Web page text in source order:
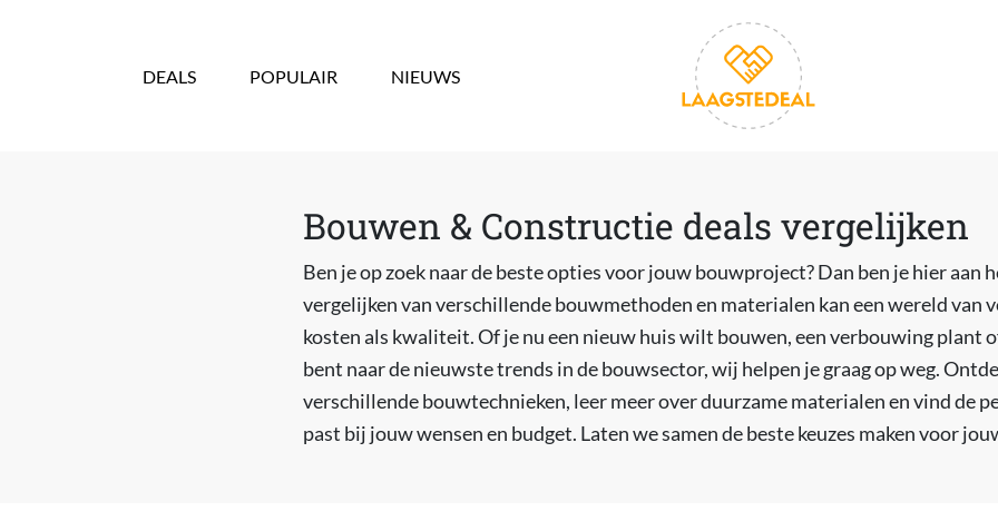
DEALS POPULAIR NIEUWS
Bouwen & Constructie deals vergelijken
Ben je op zoek naar de beste opties voor jouw bouwproject? Dan ben je hier aan
vergelijken van verschillende bouwmethoden en materialen kan een wereld van
kosten als kwaliteit. Of je nu een nieuw huis wilt bouwen, een verbouwing plant
bent naar de nieuwste trends in de bouwsector, wij helpen je graag op weg.
verschillende bouwtechnieken, leer meer over duurzame materialen en vind de
past bij jouw wensen en budget. Laten we samen de beste keuzes maken voor